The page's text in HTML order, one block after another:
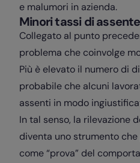
e malumori in azienda.
Minori tassi di
Collegato al punto
problema che coinvolge
Più è elevato il numero di
probabile che alcuni
assenti in modo
In tal senso, la rilevazione
diventa uno strumento
come “prova” del